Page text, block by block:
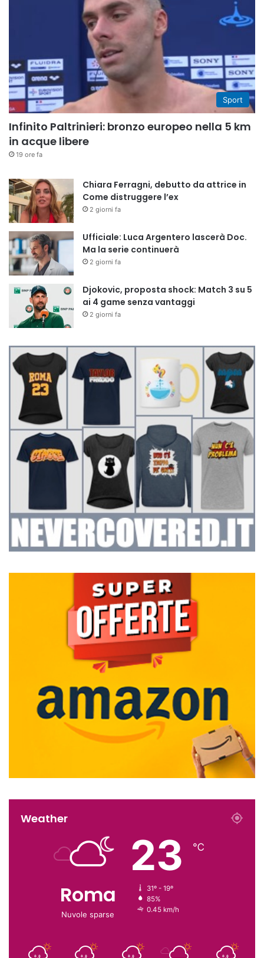
Sport
Infinito Paltrinieri: bronzo europeo nella 5 km
in acque libere
19 ore fa
Chiara Ferragni, debutto da attrice in
Come distruggere l’ex
2 giorni fa
Ufficiale: Luca Argentero lascerà Doc.
Ma la serie continuerà
2 giorni fa
Djokovic, proposta shock: Match 3 su 5
ai 4 game senza vantaggi
2 giorni fa
Weather
Roma
Nuvole sparse
23 ℃
31º - 19º
85%
0.45 km/h